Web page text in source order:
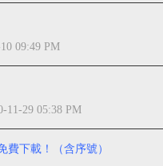
09:49 PM
11-29 05:38 PM
下載！（含序號）